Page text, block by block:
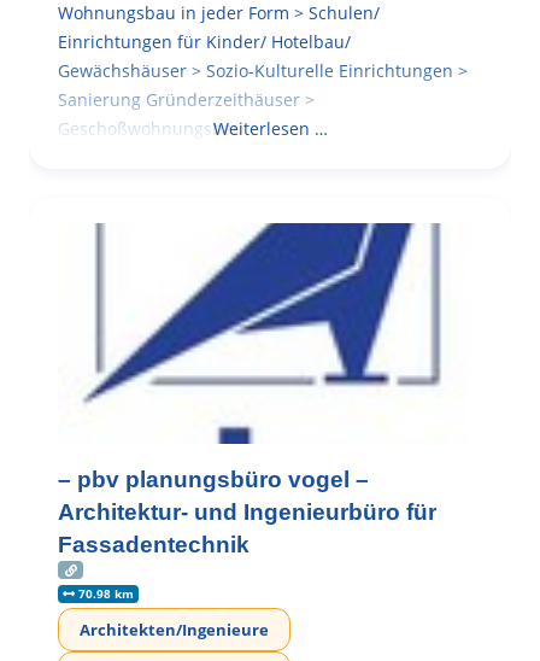
Wohnungsbau in jeder Form > Schulen/
Einrichtungen für Kinder/ Hotelbau/
Gewächshäuser > Sozio-Kulturelle Einrichtungen >
Sanierung Gründerzeithäuser >
GeschoßwohnungsbauWeiterlesen …
– pbv planungsbüro vogel –
Architektur- und Ingenieurbüro für
Fassadentechnik
70.98 km
Architekten/Ingenieure